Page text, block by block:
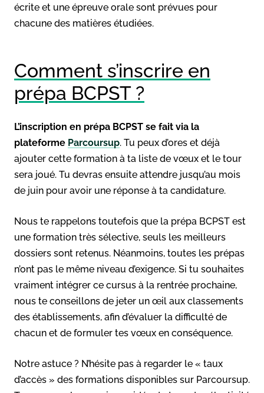
écrite et une épreuve orale sont prévues pour
chacune des matières étudiées.
Comment s’inscrire en
prépa BCPST ?
L’inscription en prépa BCPST se fait via la
plateforme Parcoursup. Tu peux d’ores et déjà
ajouter cette formation à ta liste de vœux et le tour
sera joué. Tu devras ensuite attendre jusqu’au mois
de juin pour avoir une réponse à ta candidature.
Nous te rappelons toutefois que la prépa BCPST est
une formation très sélective, seuls les meilleurs
dossiers sont retenus. Néanmoins, toutes les prépas
n’ont pas le même niveau d’exigence. Si tu souhaites
vraiment intégrer ce cursus à la rentrée prochaine,
nous te conseillons de jeter un œil aux classements
des établissements, afin d’évaluer la difficulté de
chacun et de formuler tes vœux en conséquence.
Notre astuce ? N’hésite pas à regarder le « taux
d’accès » des formations disponibles sur Parcoursup.